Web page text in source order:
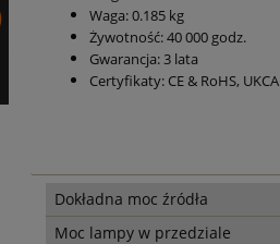
Waga: 0.185 kg
Żywotność: 40 000 godz.
Gwarancja: 3 lata
Certyfikaty: CE & RoHS, UKCA
Dokładna moc źródła
Moc lampy w przedziale